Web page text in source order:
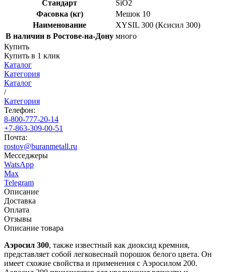
Стандарт
SiO2
Фасовка (кг)
Мешок 10
Наименование
XYSIL 300 (Ксисил 300)
В наличии в Ростове-на-Дону много
Купить
Купить в 1 клик
Каталог
Категория
Каталог
/
Категория
Телефон:
8-800-777-20-14
+7-863-309-00-51
Почта:
rostov@buranmetall.ru
Месседжеры
WatsApp
Max
Telegram
Описание
Доставка
Оплата
Отзывы
Описание товара
Аэросил 300, также известный как диоксид кремния,
представляет собой легковесный порошок белого цвета. Он
имеет схожие свойства и применения с Аэросилом 200.